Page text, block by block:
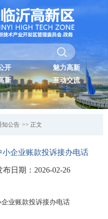
开
魅力高新
新
互动交流
知公告 >> 正文
企业账款投诉接办电话
日期：2026-02-26
业账款投诉接办电话